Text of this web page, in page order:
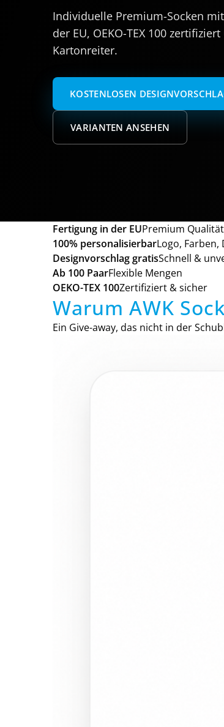
Individuelle Premium-Socken
der EU, OEKO-TEX 100
Kartonreiter.
KOSTENLOSEN
VARIANTEN ANSEHEN
Fertigung in der EUPremium Qualität
100% personalisierbarLogo, Farben,
Designvorschlag gratisSchnell &
Ab 100 PaarFlexible Mengen
OEKO-TEX 100Zertifiziert & sicher
Warum AWK
Ein Give-away, das nicht in der